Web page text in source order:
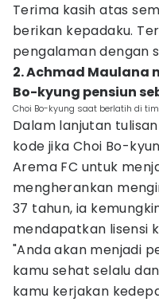
Terima kasih atas
berikan kepadaku.
pengalaman dengan
2. Achmad Maulana
Bo-kyung pensiun
Choi Bo-kyung saat berlatih di tim
Dalam lanjutan
kode jika Choi Bo-
Arema FC untuk
mengherankan
37 tahun, ia
mendapatkan lisensi
"Anda akan menjadi
kamu sehat selalu
kamu kerjakan